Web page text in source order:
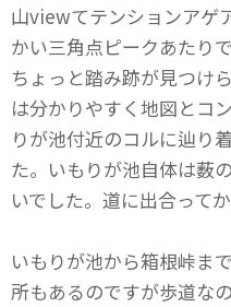
山viewてテンションアゲ
かい三角点ピークあたり
ちょっと踏み跡が見つけ
は分かりやすく地図とコ
りが池付近のコルに辿り
た。いもりが池自体は薮
いでした。道に出合って
いもりが池から箱根峠ま
所もあるのですが歩道な